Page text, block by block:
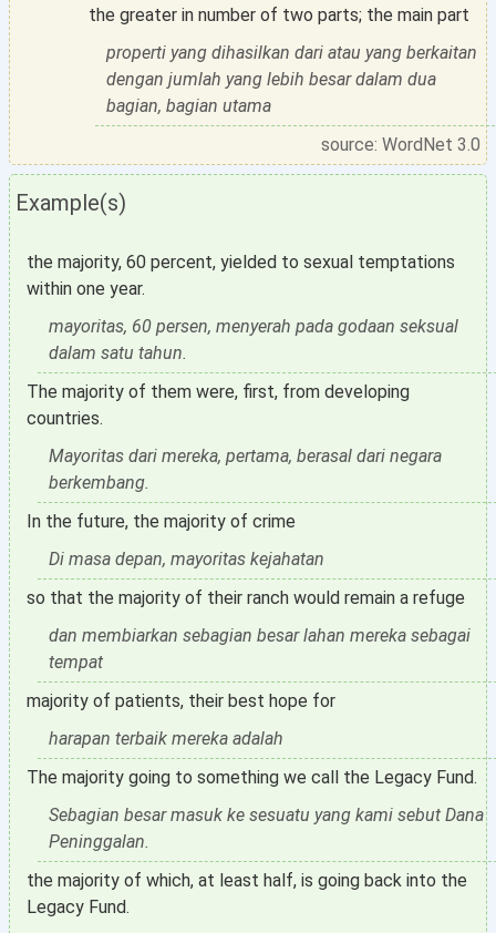
the greater in number of two parts; the main part
properti yang dihasilkan dari atau yang berkaitan
dengan jumlah yang lebih besar dalam dua
bagian, bagian utama
source: WordNet 3.0
Example(s)
the majority, 60 percent, yielded to sexual temptations
within one year.
mayoritas, 60 persen, menyerah pada godaan seksual
dalam satu tahun.
The majority of them were, first, from developing
countries.
Mayoritas dari mereka, pertama, berasal dari negara
berkembang.
In the future, the majority of crime
Di masa depan, mayoritas kejahatan
so that the majority of their ranch would remain a refuge
dan membiarkan sebagian besar lahan mereka sebagai
tempat
majority of patients, their best hope for
harapan terbaik mereka adalah
The majority going to something we call the Legacy Fund.
Sebagian besar masuk ke sesuatu yang kami sebut Dana
Peninggalan.
the majority of which, at least half, is going back into the
Legacy Fund.